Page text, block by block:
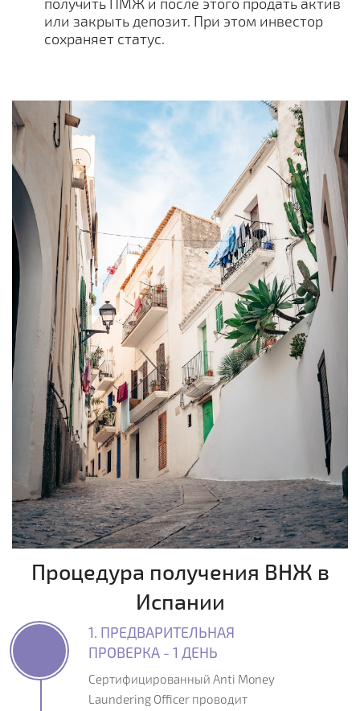
или закрыть депозит. При этом инвестор
сохраняет статус.
Процедура получения ВНЖ в
Испании
1. ПРЕДВАРИТЕЛЬНАЯ
ПРОВЕРКА - 1 ДЕНЬ
Сертифицированный Anti Money
Laundering Officer проводит